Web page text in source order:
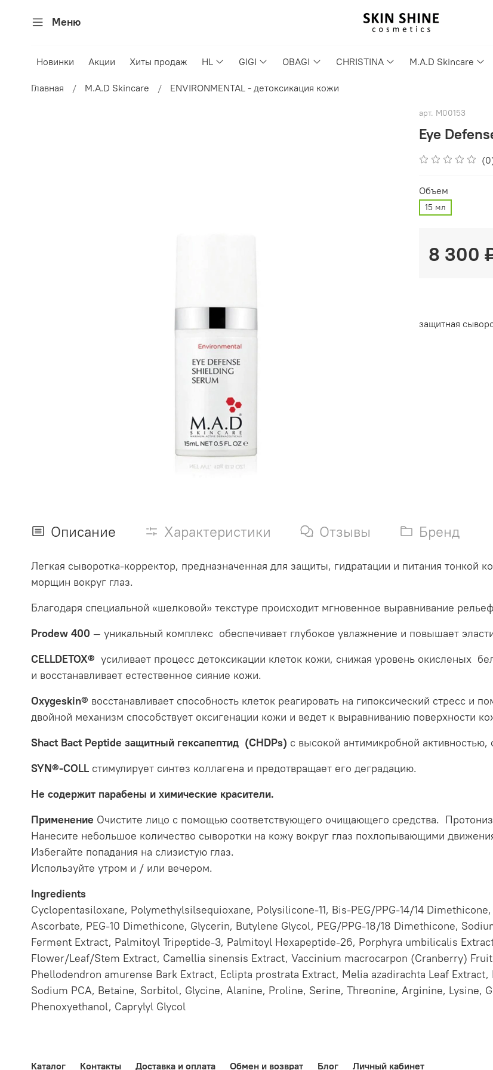
Меню
Новинки Акции Хиты продаж HL GIGI OBAGI CHRISTINA M.A.D Skincare
Главная M.A.D Skincare ENVIRONMENTAL - детоксикация кожи
арт. M00153
Eye
Объем
15 мл
8 300
защитная
Описание Характеристики Отзывы Бренд
Легкая сыворотка-корректор, предназначенная для защиты, гидратации и питания тонкой
морщин вокруг глаз.
Благодаря специальной «шелковой» текстуре происходит мгновенное выравнивание
Prodew 400 — уникальный комплекс обеспечивает глубокое увлажнение и повышает
CELLDETOX® усиливает процесс детоксикации клеток кожи, снижая уровень окисленых
и восстанавливает естественное сияние кожи.
Oxygeskin® восстанавливает способность клеток реагировать на гипоксический стресс и
двойной механизм способствует оксигенации кожи и ведет к выравниванию поверхности
Shact Bact Peptide защитный гексапептид (CHDPs) с высокой антимикробной
SYN®-COLL стимулирует синтез коллагена и предотвращает его деградацию.
Не содержит парабены и химические красители.
Применение Очистите лицо с помощью соответствующего очищающего средства.
Нанесите небольшое количество сыворотки на кожу вокруг глаз похлопывающими
Избегайте попадания на слизистую глаз.
Используйте утром и / или вечером.
Ingredients
Cyclopentasiloxane, Polymethylsilsequioxane, Polysilicone-11, Bis-PEG/PPG-14/14
Ascorbate, PEG-10 Dimethicone, Glycerin, Butylene Glycol, PEG/PPG-18/18 Dimethicone,
Ferment Extract, Palmitoyl Tripeptide-3, Palmitoyl Hexapeptide-26, Porphyra umbilicalis
Flower/Leaf/Stem Extract, Camellia sinensis Extract, Vaccinium macrocarpon (Cranberry)
Phellodendron amurense Bark Extract, Eclipta prostrata Extract, Melia azadirachta Leaf
Sodium PCA, Betaine, Sorbitol, Glycine, Alanine, Proline, Serine, Threonine, Arginine, Lysine,
Phenoxyethanol, Caprylyl Glycol
Каталог Контакты Доставка и оплата Обмен и возврат Блог Личный кабинет